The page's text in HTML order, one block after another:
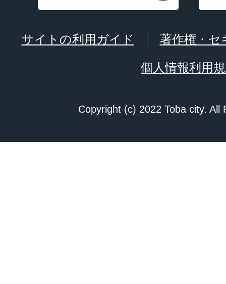
サイトの利用ガイド 著作権・セ
個人情報利用
Copyright (c) 2022 Toba city. All